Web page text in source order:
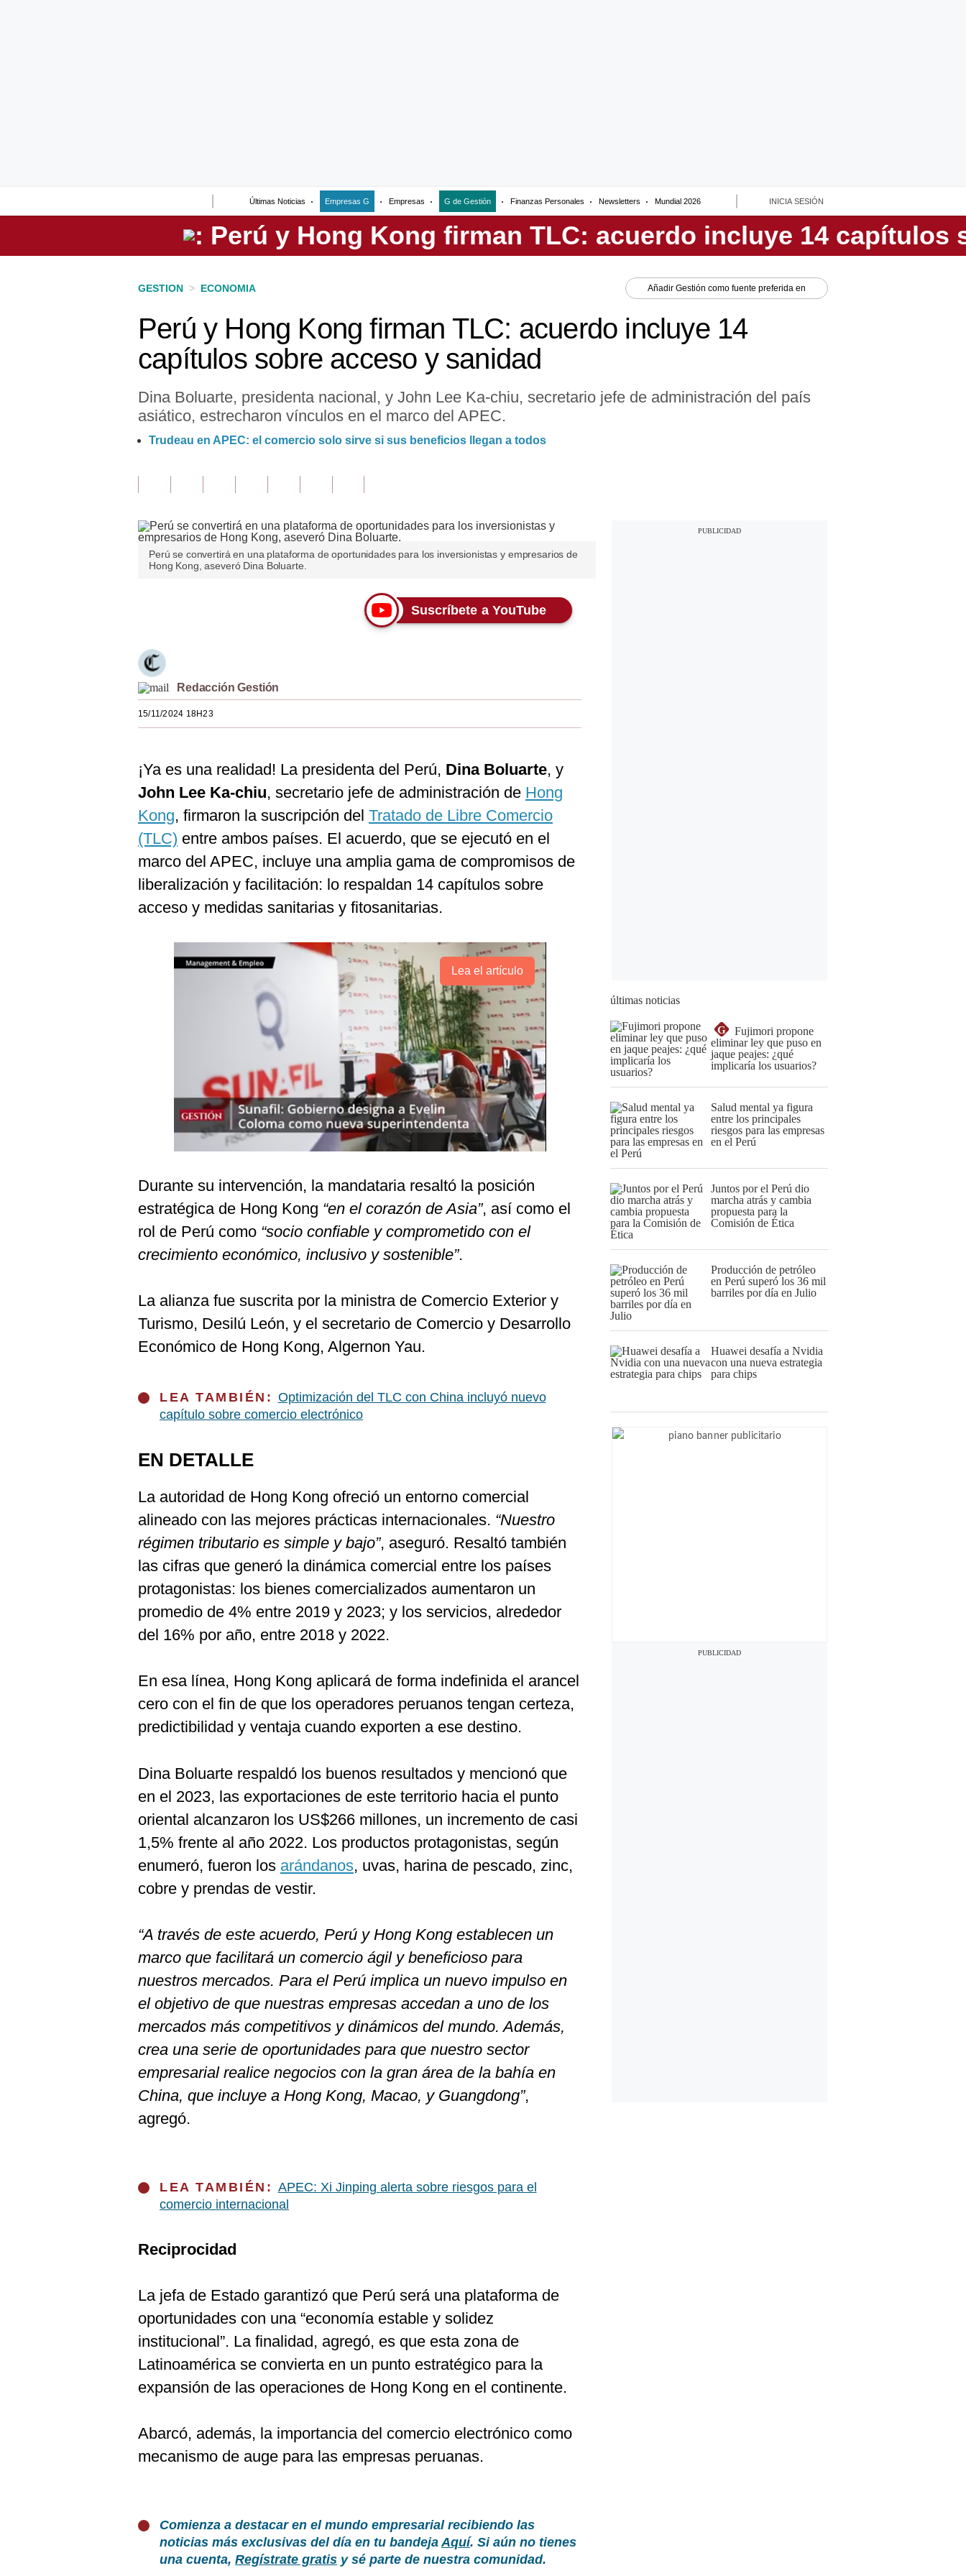
Últimas Noticias Empresas G Empresas G de Gestión Finanzas Personales Newsletters Mundial 2026 INICIA SESIÓN
Perú
GESTION > ECONOMIA Añadir Gestión como fuente preferida en
Perú y Hong Kong firman TLC: acuerdo incluye 14
capítulos sobre acceso y sanidad
Dina Boluarte, presidenta nacional, y John Lee Ka-chiu, secretario jefe de administración del país
asiático, estrecharon vínculos en el marco del APEC.
Trudeau en APEC: el comercio solo sirve si sus beneficios llegan a todos
Perú se convertirá en una plataforma de oportunidades para los inversionistas y empresarios de
Hong Kong, aseveró Dina Boluarte.
Suscríbete a YouTube
Redacción Gestión
15/11/2024 18H23
¡Ya es una realidad! La presidenta del Perú, Dina Boluarte, y
John Lee Ka-chiu, secretario jefe de administración de Hong
Kong, firmaron la suscripción del Tratado de Libre Comercio
(TLC) entre ambos países. El acuerdo, que se ejecutó en el
marco del APEC, incluye una amplia gama de compromisos de
liberalización y facilitación: lo respaldan 14 capítulos sobre
acceso y medidas sanitarias y fitosanitarias.
Lea el artículo
Durante su intervención, la mandataria resaltó la posición
estratégica de Hong Kong “en el corazón de Asia”, así como el
rol de Perú como “socio confiable y comprometido con el
crecimiento económico, inclusivo y sostenible”.
La alianza fue suscrita por la ministra de Comercio Exterior y
Turismo, Desilú León, y el secretario de Comercio y Desarrollo
Económico de Hong Kong, Algernon Yau.
LEA TAMBIÉN: Optimización del TLC con China incluyó nuevo
capítulo sobre comercio electrónico
EN DETALLE
La autoridad de Hong Kong ofreció un entorno comercial
alineado con las mejores prácticas internacionales. “Nuestro
régimen tributario es simple y bajo”, aseguró. Resaltó también
las cifras que generó la dinámica comercial entre los países
protagonistas: los bienes comercializados aumentaron un
promedio de 4% entre 2019 y 2023; y los servicios, alrededor
del 16% por año, entre 2018 y 2022.
En esa línea, Hong Kong aplicará de forma indefinida el arancel
cero con el fin de que los operadores peruanos tengan certeza,
predictibilidad y ventaja cuando exporten a ese destino.
Dina Boluarte respaldó los buenos resultados y mencionó que
en el 2023, las exportaciones de este territorio hacia el punto
oriental alcanzaron los US$266 millones, un incremento de casi
1,5% frente al año 2022. Los productos protagonistas, según
enumeró, fueron los arándanos, uvas, harina de pescado, zinc,
cobre y prendas de vestir.
“A través de este acuerdo, Perú y Hong Kong establecen un
marco que facilitará un comercio ágil y beneficioso para
nuestros mercados. Para el Perú implica un nuevo impulso en
el objetivo de que nuestras empresas accedan a uno de los
mercados más competitivos y dinámicos del mundo. Además,
crea una serie de oportunidades para que nuestro sector
empresarial realice negocios con la gran área de la bahía en
China, que incluye a Hong Kong, Macao, y Guangdong”,
agregó.
LEA TAMBIÉN: APEC: Xi Jinping alerta sobre riesgos para el
comercio internacional
Reciprocidad
La jefa de Estado garantizó que Perú será una plataforma de
oportunidades con una “economía estable y solidez
institucional”. La finalidad, agregó, es que esta zona de
Latinoamérica se convierta en un punto estratégico para la
expansión de las operaciones de Hong Kong en el continente.
Abarcó, además, la importancia del comercio electrónico como
mecanismo de auge para las empresas peruanas.
Comienza a destacar en el mundo empresarial recibiendo las
noticias más exclusivas del día en tu bandejaAquí. Si aún no tienes
una cuenta, Regístrate gratis y sé parte de nuestra comunidad.
últimas noticias
G
Fujimori propone
eliminar ley que puso en
jaque peajes: ¿qué
implicaría los usuarios?
Salud mental ya figura
entre los principales
riesgos para las empresas
en el Perú
Juntos por el Perú dio
marcha atrás y cambia
propuesta para la
Comisión de Ética
Producción de petróleo
en Perú superó los 36 mil
barriles por día en Julio
Huawei desafía a Nvidia
con una nueva estrategia
para chips